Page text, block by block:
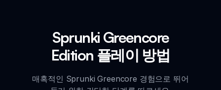
Sprunki Greencore
Edition 플레이 방법
매혹적인 Sprunki Greencore 경험으로 뛰어